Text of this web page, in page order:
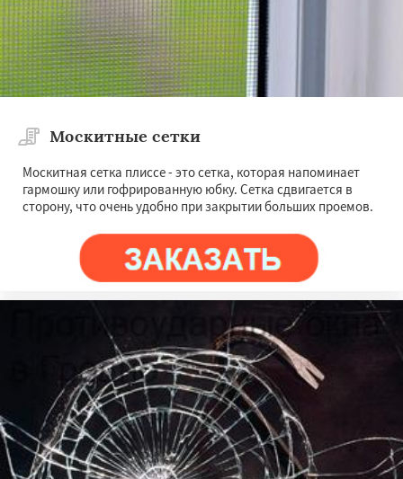
Москитные сетки
Москитная сетка плиссе - это сетка, которая напоминает
гармошку или гофрированную юбку. Сетка сдвигается в
сторону, что очень удобно при закрытии больших проемов.